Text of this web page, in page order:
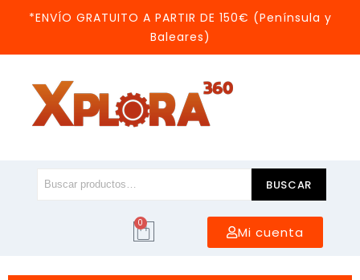
*ENVÍO GRATUITO A PARTIR DE 150€ (Península y
Baleares)
BUSCAR
0
Mi cuenta